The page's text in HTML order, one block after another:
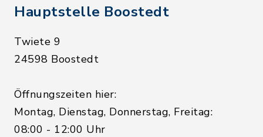
Hauptstelle Boostedt
Twiete 9
24598 Boostedt
Öffnungszeiten hier:
Montag, Dienstag, Donnerstag, Freitag:
08:00 - 12:00 Uhr